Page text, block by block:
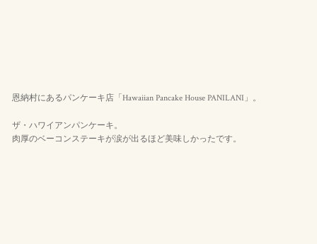
恩納村にあるパンケーキ店「Hawaiian Pancake House PANILANI」。
ザ・ハワイアンパンケーキ。
肉厚のベーコンステーキが涙が出るほど美味しかったです。